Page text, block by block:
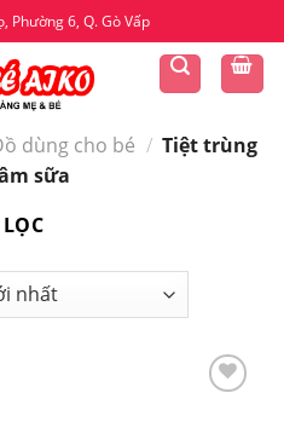
Phường 6, Q. Gò Vấp
dùng cho bé / Tiệt trùng
sữa
LỌC